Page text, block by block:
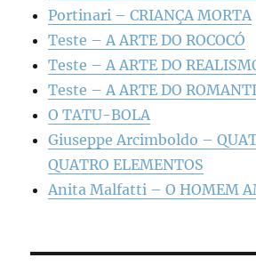
Portinari – CRIANÇA MORTA
Teste – A ARTE DO ROCOCÓ
Teste – A ARTE DO
Teste – A ARTE DO
O TATU-BOLA
Giuseppe Arcimboldo –
QUATRO ELEMENTOS
Anita Malfatti – O HOMEM